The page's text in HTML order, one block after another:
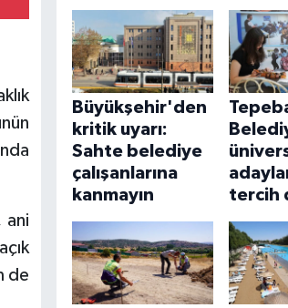
ani
de
Büyükşehir'den
kritik uyarı:
Sahte belediye
çalışanlarına
kanmayın
tercih